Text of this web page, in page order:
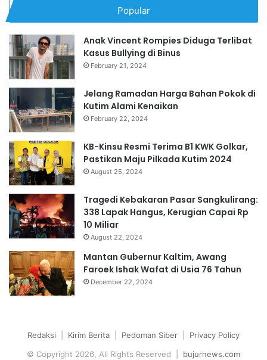
Popular
Anak Vincent Rompies Diduga Terlibat
Kasus Bullying di Binus
February 21, 2024
Jelang Ramadan Harga Bahan Pokok di
Kutim Alami Kenaikan
February 22, 2024
KB-Kinsu Resmi Terima B1 KWK Golkar,
Pastikan Maju Pilkada Kutim 2024
August 25, 2024
Tragedi Kebakaran Pasar Sangkulirang:
338 Lapak Hangus, Kerugian Capai Rp
10 Miliar
August 22, 2024
Mantan Gubernur Kaltim, Awang
Faroek Ishak Wafat di Usia 76 Tahun
December 22, 2024
Redaksi Kirim Berita Pedoman Siber
Privacy Policy
© Copyright 2026, All Rights Reserved | bujurnews.com